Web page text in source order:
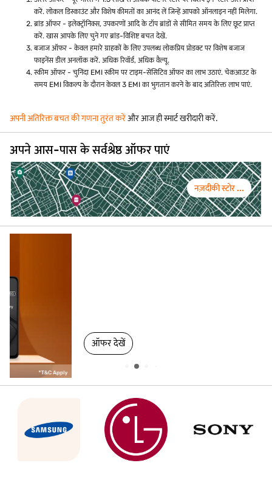
करें. लोकल डिस्काउंट और विशेष कीमतों का आनंद लें जिन्हें आपको ऑनलाइन नहीं मिलेगा.
ब्रांड ऑफर - इलेक्ट्रॉनिक्स, उपकरणों आदि के टॉप ब्रांडों से सीमित समय के लिए छूट प्राप्त
करें. खास आपके लिए चुने गए ब्रांड-विशिष्ट बचत देखें.
बजाज ऑफर - केवल हमारे ग्राहकों के लिए उपलब्ध लोकप्रिय प्रोडक्ट पर विशेष बजाज
फाइनेंस डील अनलॉक करें. अधिक रिवॉर्ड, अधिक वैल्यू.
स्कीम ऑफर - चुनिंदा EMI स्कीम पर टाइम-सेंसिटिव ऑफर का लाभ उठाएं. चेकआउट के
समय EMI विकल्प के दौरान केवल 3 EMI का भुगतान करने के बाद अतिरिक्त लाभ पाएं.
अपनी अतिरिक्त बचत की गणना तुरंत करेंऔर आज ही स्मार्ट खरीदारी करें.
अपने आस-पास के सर्वश्रेष्ठ ऑफर पाएं
नज़दीकी स्टोर ...